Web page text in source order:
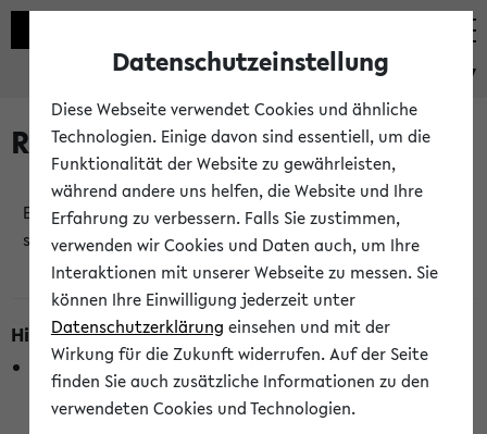
eKVV
Raumänderungen
Es wurden keine Raumänderungen an jetzt
stattfindenden Veranstaltungen gefunden!
Hinweise zur Liste der Raumänderungen
In dieser Liste werden nur Veranstaltungstermine
berücksichtigt, die gerade oder innerhalb der nächsten 2
Stunden stattfinden. Berücksichtigt werden nur Termine,
Datenschutzeinstellung
Diese Webseite verwendet Cookies und ähnliche
Technologien. Einige davon sind essentiell, um die
Funktionalität der Website zu gewährleisten,
während andere uns helfen, die Website und Ihre
Erfahrung zu verbessern. Falls Sie zustimmen,
verwenden wir Cookies und Daten auch, um Ihre
Interaktionen mit unserer Webseite zu messen. Sie
können Ihre Einwilligung jederzeit unter
Datenschutzerklärung einsehen und mit der
Wirkung für die Zukunft widerrufen. Auf der Seite
finden Sie auch zusätzliche Informationen zu den
verwendeten Cookies und Technologien.